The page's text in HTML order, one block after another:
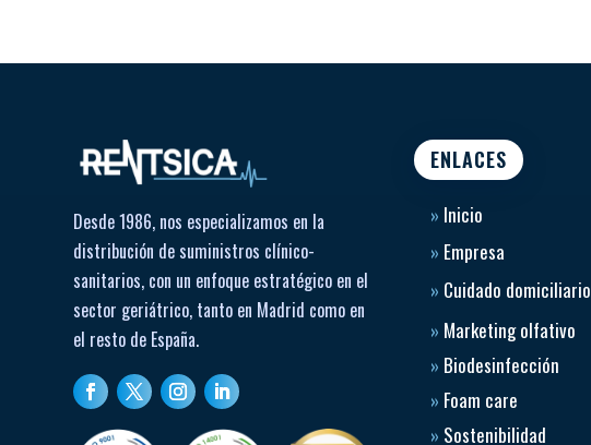
Desde 1986, nos especializamos en la
distribución de suministros clínico-
sanitarios, con un enfoque estratégico en el
sector geriátrico, tanto en Madrid como en
el resto de España.
ENLACES
» Inicio
» Empresa
» Cuidado domiciliario
» Marketing olfativo
» Biodesinfección
» Foam care
» Sostenibilidad